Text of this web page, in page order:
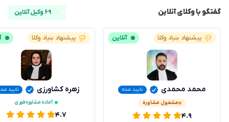
گفتگو با وکلای آنلاین ۶۹ وکیل آنلاین
پیشنهاد بنیاد وکلا آنلاین
محمد محمدی
تایید شده
مشغول مشاوره
۴.۹
پیشنهاد بنیاد وکلا
زهره کشاورزی
تایید
آماده مشاوره فوری
۴.۷